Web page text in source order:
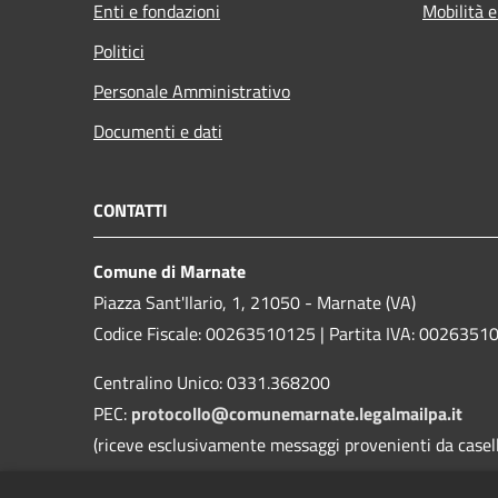
Enti e fondazioni
Politici
Personale Amministrativo
Documenti e dati
Mobilità
CONTATTI
Comune di Marnate
Piazza Sant'Ilario, 1, 21050 - Marnate (VA)
Codice Fiscale: 00263510125 | Partita IVA:
Centralino Unico: 0331.368200
PEC: protocollo@comunemarnate.legalmailpa.it
(riceve esclusivamente messaggi provenienti da